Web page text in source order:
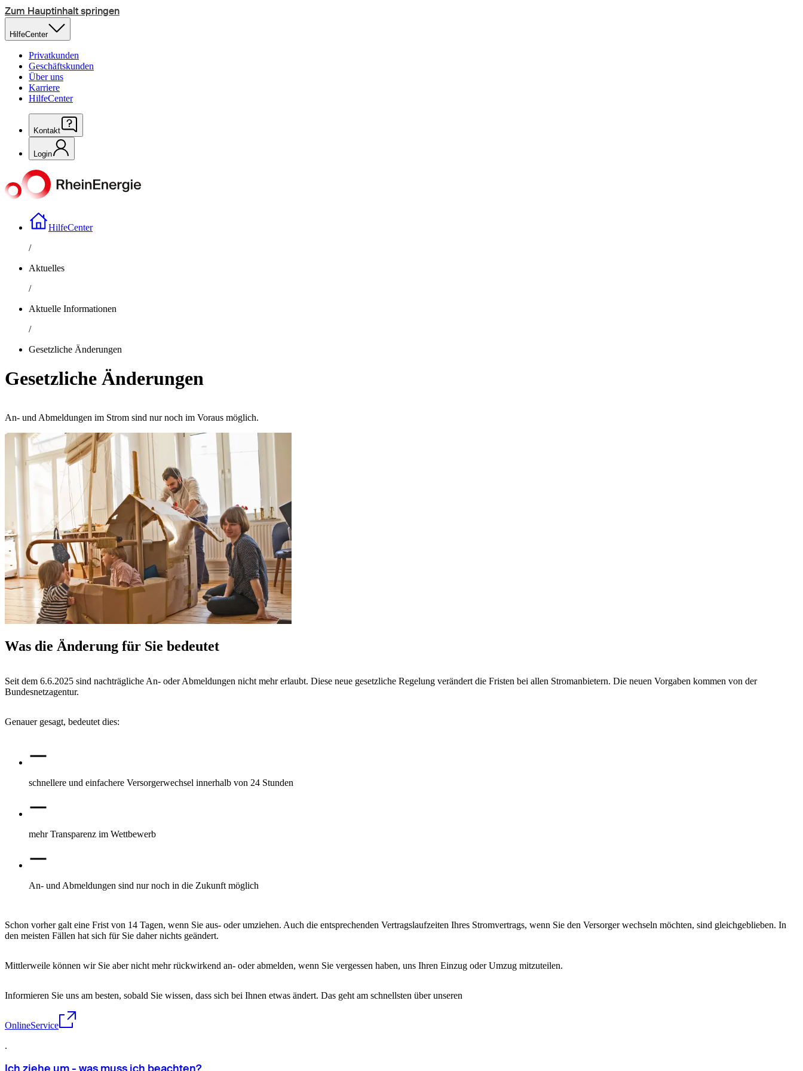
Zum Hauptinhalt springen
HilfeCenter
Privatkunden
Geschäftskunden
Über uns
Karriere
HilfeCenter
Kontakt
Login
HilfeCenter
/
Aktuelles
/
Aktuelle Informationen
/
Gesetzliche Änderungen
Gesetzliche Änderungen
An- und Abmeldungen im Strom sind nur noch im Voraus möglich.
Was die Änderung für Sie bedeutet
Seit dem 6.6.2025 sind nachträgliche An- oder Abmeldungen nicht mehr erlaubt. Diese neue gesetzliche Regelung verändert die Fristen bei allen Stromanbietern. Die neuen Vorgaben kommen von der
Bundesnetzagentur.
Genauer gesagt, bedeutet dies:
schnellere und einfachere Versorgerwechsel innerhalb von 24 Stunden
mehr Transparenz im Wettbewerb
An- und Abmeldungen sind nur noch in die Zukunft möglich
Schon vorher galt eine Frist von 14 Tagen, wenn Sie aus- oder umziehen. Auch die entsprechenden Vertragslaufzeiten Ihres Stromvertrags, wenn Sie den Versorger wechseln möchten, sind gleichgeblieben. In
den meisten Fällen hat sich für Sie daher nichts geändert.
Mittlerweile können wir Sie aber nicht mehr rückwirkend an- oder abmelden, wenn Sie vergessen haben, uns Ihren Einzug oder Umzug mitzuteilen.
Informieren Sie uns am besten, sobald Sie wissen, dass sich bei Ihnen etwas ändert. Das geht am schnellsten über unseren
OnlineService
.